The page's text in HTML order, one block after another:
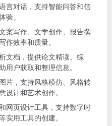
言对话，支持智能问答和信
。
案写作、文学创作、报告撰
作效率和质量。
文档，提供论文精读、综
用户获取和整理信息。
片，支持风格模仿、风格转
设计和艺术创作。
网页设计工具，支持数字时
实用工具的创建。